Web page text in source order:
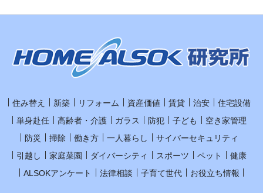
住み替え 新築 リフォーム 資産価値 賃貸 治安
住宅設備
単身赴任
高齢者・介護 ガラス 防犯 子ども
空き家管理
防災
掃除 働き方 一人暮らし
サイバーセキュリティ
引越し
家庭菜園 ダイバーシティ スポーツ ペット
健康
ALSOKアンケート
法律相談 子育て世代 お役立ち情報